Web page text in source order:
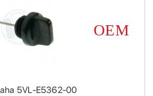
5VL-E5362-00